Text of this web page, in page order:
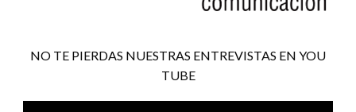
NO TE PIERDAS NUESTRAS ENTREVISTAS EN YOU
TUBE